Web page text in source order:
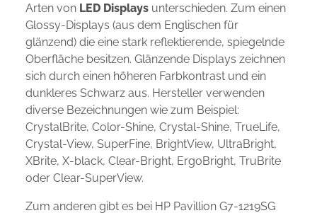
Arten von LED Displays unterschieden. Zum einen
Glossy-Displays (aus dem Englischen für
glänzend) die eine stark reflektierende, spiegelnde
Oberfläche besitzen. Glänzende Displays zeichnen
sich durch einen höheren Farbkontrast und ein
dunkleres Schwarz aus. Hersteller verwenden
diverse Bezeichnungen wie zum Beispiel:
CrystalBrite, Color-Shine, Crystal-Shine, TrueLife,
Crystal-View, SuperFine, BrightView, UltraBright,
XBrite, X-black, Clear-Bright, ErgoBright, TruBrite
oder Clear-SuperView.
Zum anderen gibt es bei HP Pavillion G7-1219SG